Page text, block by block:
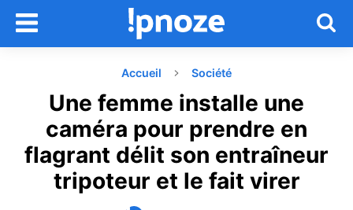
Accueil Société
Une femme installe une
caméra pour prendre en
flagrant délit son entraîneur
tripoteur et le fait virer